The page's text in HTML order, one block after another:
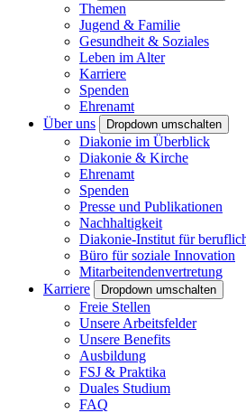
Themen
Jugend & Familie
Gesundheit & Soziales
Leben im Alter
Karriere
Spenden
Ehrenamt
Über uns
Dropdown umschalten
Diakonie im Überblick
Diakonie & Kirche
Ehrenamt
Spenden
Presse und Publikationen
Nachhaltigkeit
Diakonie-Institut für
Büro für soziale Innovation
Mitarbeitendenvertretung
Karriere
Dropdown umschalten
Freie Stellen
Unsere Arbeitsfelder
Unsere Benefits
Ausbildung
FSJ & Praktika
Duales Studium
FAQ